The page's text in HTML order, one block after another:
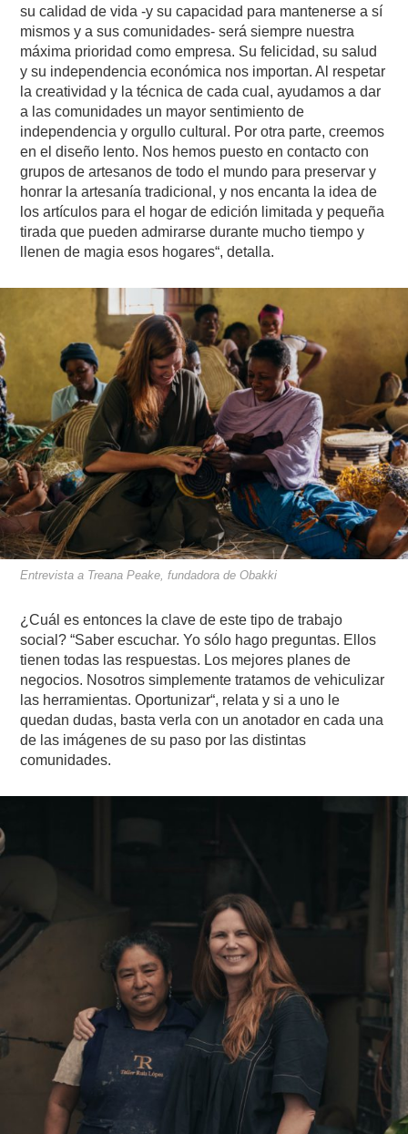
su calidad de vida -y su capacidad para mantenerse a sí
mismos y a sus comunidades- será siempre nuestra
máxima prioridad como empresa. Su felicidad, su salud
y su independencia económica nos importan. Al respetar
la creatividad y la técnica de cada cual, ayudamos a dar
a las comunidades un mayor sentimiento de
independencia y orgullo cultural. Por otra parte, creemos
en el diseño lento. Nos hemos puesto en contacto con
grupos de artesanos de todo el mundo para preservar y
honrar la artesanía tradicional, y nos encanta la idea de
los artículos para el hogar de edición limitada y pequeña
tirada que pueden admirarse durante mucho tiempo y
llenen de magia esos hogares“, detalla.
Entrevista a Treana Peake, fundadora de Obakki
¿Cuál es entonces la clave de este tipo de trabajo
social? “Saber escuchar. Yo sólo hago preguntas. Ellos
tienen todas las respuestas. Los mejores planes de
negocios. Nosotros simplemente tratamos de vehiculizar
las herramientas. Oportunizar“, relata y si a uno le
quedan dudas, basta verla con un anotador en cada una
de las imágenes de su paso por las distintas
comunidades.